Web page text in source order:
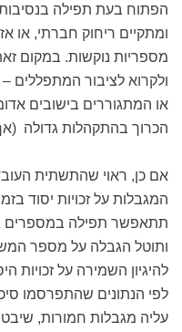
הפתוח בעת תפילה
ומתקיים ריחוק חברתי, או
מספריות נוקשות. במקום
ולקרוא לציבור המתפללים –
או המתגוררים בישובים
הכרוך בהתקהלות גדולה
אם כן, ראוי שהתשתית
המגבלות על זכויות יסוד
תתאפשר תפילה במספרים
ותוטל הגבלה על מספר
להיגיון השמירה על זכויות
לפי הנתונים שהתפרסמו
עליה מגבלות חמורות,